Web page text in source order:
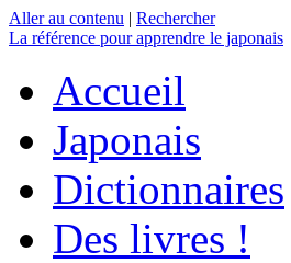
Aller au contenu | Rechercher
La référence pour apprendre le japonais
Accueil
Japonais
Dictionnaires
Des livres !